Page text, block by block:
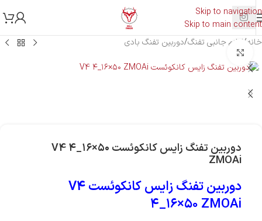
Skip to navigation
Skip to main content
خانه/لوازم جانبی تفنگ/دوربین تفنگ بادی
دوربین تفنگ زایس کانکوئست V4 ۴_۱۶×۵۰
ZMOAi
دوربین تفنگ زایس کانکوئست V4
۴_۱۶×۵۰ ZMOAi